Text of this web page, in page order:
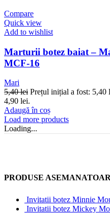
Compare
Quick view
Add to wishlist
Marturii botez baiat –
MCF-16
Mari
5,40lei Prețul inițial a fost: 5,40
4,90 lei.
Adaugă în coș
Load more products
Loading...
PRODUSE
Invitatii botez Minnie
Invitatii botez Mickey